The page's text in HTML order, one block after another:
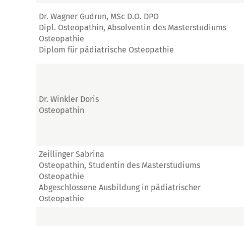
Dr. Wagner Gudrun, MSc D.O. DPO
Dipl. Osteopathin, Absolventin des Masterstudiums
Osteopathie
Diplom für pädiatrische Osteopathie
Dr. Winkler Doris
Osteopathin
Zeillinger Sabrina
Osteopathin, Studentin des Masterstudiums
Osteopathie
Abgeschlossene Ausbildung in pädiatrischer
Osteopathie